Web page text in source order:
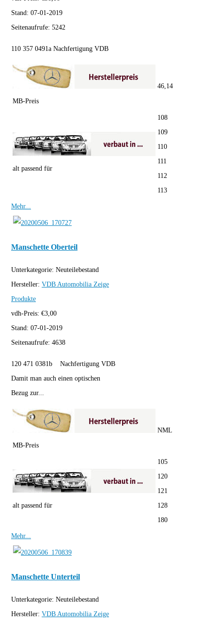
Stand: 07-01-2019
Seitenaufrufe: 5242
110 357 0491a Nachfertigung VDB
MB-Preis
46,14
alt passend für
108
109
110
111
112
113
Mehr...
Manschette Oberteil
Unterkategorie: Neuteilebestand
Hersteller: VDB Automobilia Zeige
Produkte
vdh-Preis: €3,00
Stand: 07-01-2019
Seitenaufrufe: 4638
120 471 0381b Nachfertigung VDB
Damit man auch einen optischen
Bezug zur...
MB-Preis
NML
alt passend für
105
120
121
128
180
Mehr...
Manschette Unterteil
Unterkategorie: Neuteilebestand
Hersteller: VDB Automobilia Zeige